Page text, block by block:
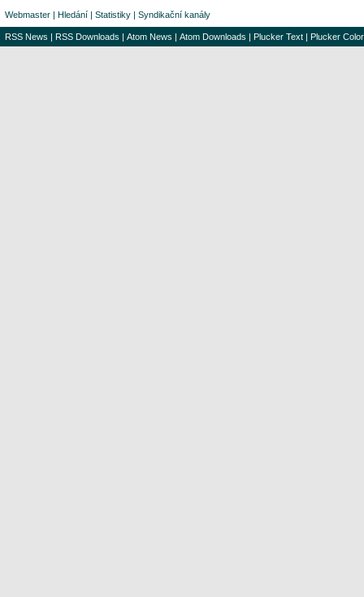
Webmaster | Hledání | Statistiky | Syndikační kanály
RSS News | RSS Downloads | Atom News | Atom Downloads | Plucker Text | Plucker Color